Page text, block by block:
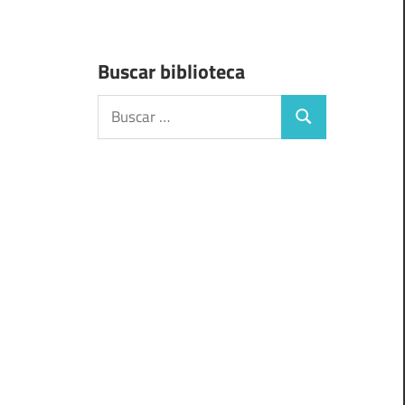
Buscar biblioteca
Buscar:
Buscar